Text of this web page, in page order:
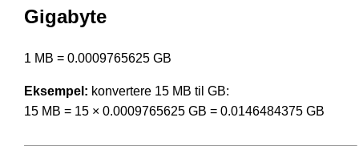
Gigabyte
1 MB = 0.0009765625 GB
Eksempel: konvertere 15 MB til GB:
15 MB = 15 × 0.0009765625 GB = 0.0146484375 GB